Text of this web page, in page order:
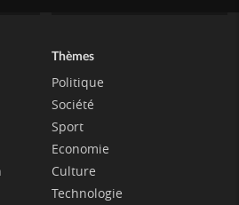
Thèmes
Politique
Société
Sport
Economie
Culture
Technologie